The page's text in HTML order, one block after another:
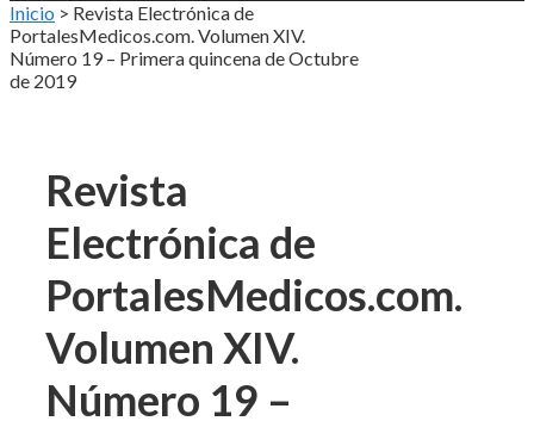
Inicio > Revista Electrónica de
PortalesMedicos.com. Volumen XIV.
Número 19 – Primera quincena de Octubre
de 2019
Revista
Electrónica de
PortalesMedicos.com.
Volumen XIV.
Número 19 –